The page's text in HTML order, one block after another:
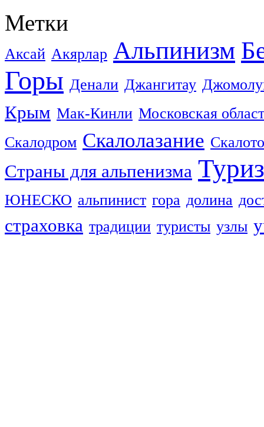
Метки
Аксай Акярлар Альпинизм
Горы Денали Джангитау
Крым Мак-Кинли Московская
Скалодром Скалолазание
Страны для альпенизма
ЮНЕСКО альпинист гора долина
страховка традиции туристы узлы